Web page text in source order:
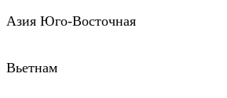
Азия Юго-Восточная
Вьетнам